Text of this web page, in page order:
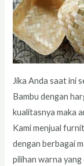
Jika Anda saat ini
Bambu dengan
kualitasnya maka
Kami menjual
dengan berbagai
pilihan warna